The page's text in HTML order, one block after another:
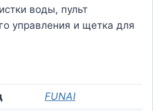
воды, пульт
управления и щетка для
FUNAI